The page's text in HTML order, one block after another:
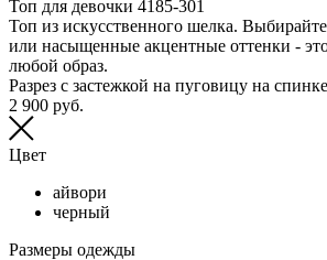
Топ для девочки 4185-301
Топ из искусственного шелка.
или насыщенные акцентные оттенки -
любой образ.
Разрез с застежкой на пуговицу на
2 900 руб.
Цвет
айвори
черный
Размеры одежды